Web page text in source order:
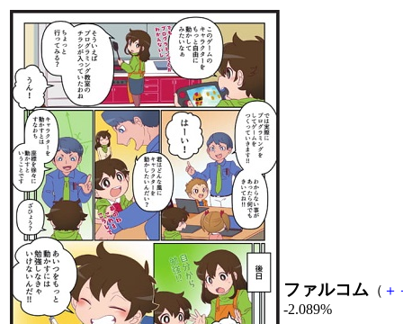
ファルコム （ ＋
-2.089%